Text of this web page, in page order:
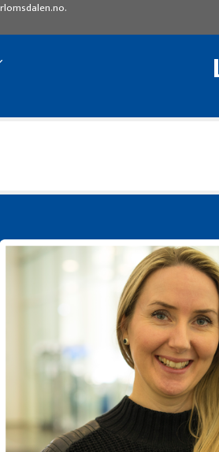
.